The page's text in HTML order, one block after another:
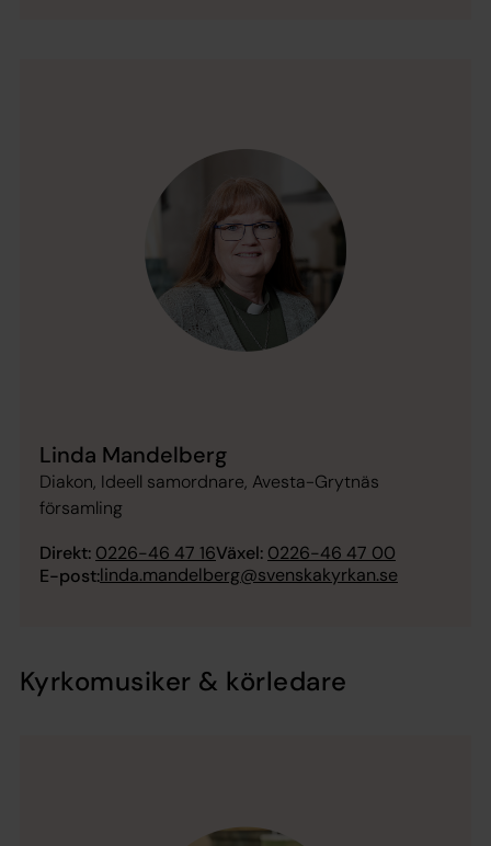
Linda Mandelberg
Diakon, Ideell samordnare, Avesta-Grytnäs
församling
Direkt: 0226-46 47 16Växel: 0226-46 47 00
E-post:linda.mandelberg@svenskakyrkan.se
Kyrkomusiker & körledare